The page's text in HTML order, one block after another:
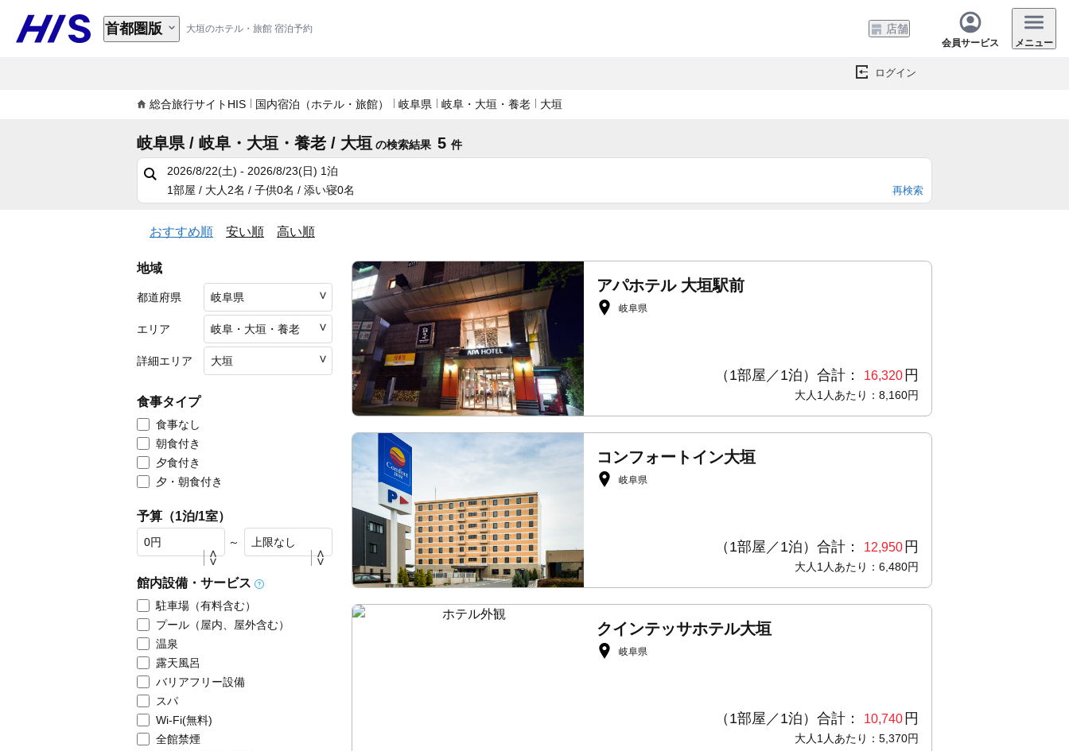
大垣のホテル・旅館 宿泊予約
首都圏版 店舗
会員サービス メニュー
ログイン
総合旅行サイトHIS 国内宿泊（ホテル・旅館） 岐阜県 岐阜・大垣・養老 大垣
岐阜県 / 岐阜・大垣・養老 / 大垣 の検索結果 5 件
2026/8/22(土) - 2026/8/23(日) 1泊
1部屋 / 大人2名 / 子供0名 / 添い寝0名
再検索
おすすめ順 安い順 高い順
地域
都道府県
エリア
詳細エリア
食事タイプ
食事なし
朝食付き
夕食付き
夕・朝食付き
予算（1泊/1室）
～
館内設備・サービス
駐車場（有料含む）
プール（屋内、屋外含む）
温泉
露天風呂
バリアフリー設備
スパ
Wi-Fi(無料)
全館禁煙
アパホテル 大垣駅前
岐阜県
（1部屋／1泊）合計： 16,320 円
大人1人あたり：8,160円
コンフォートイン大垣
岐阜県
（1部屋／1泊）合計： 12,950 円
大人1人あたり：6,480円
クインテッサホテル大垣
岐阜県
（1部屋／1泊）合計： 10,740 円
大人1人あたり：5,370円